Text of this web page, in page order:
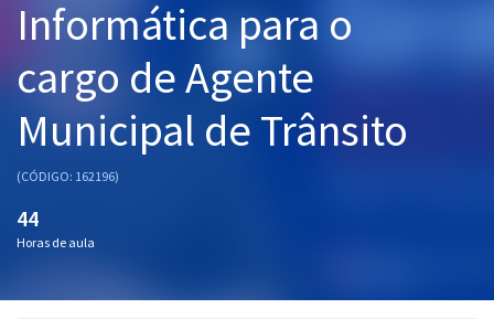
Graduação
OAB
Questões grátis
Conteúdo gratuito
Aprovados
Informática para o
cargo de Agente
Municipal de Trânsito
(CÓDIGO: 162196)
44
Horas de aula